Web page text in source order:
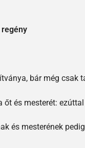
bár még csak
és mesterét:
és mesterének